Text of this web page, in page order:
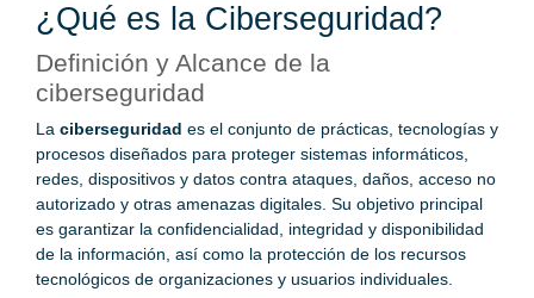
¿Qué es la Ciberseguridad?
Definición y Alcance de la
ciberseguridad
La ciberseguridad es el conjunto de prácticas, tecnologías y
procesos diseñados para proteger sistemas informáticos,
redes, dispositivos y datos contra ataques, daños, acceso no
autorizado y otras amenazas digitales. Su objetivo principal
es garantizar la confidencialidad, integridad y disponibilidad
de la información, así como la protección de los recursos
tecnológicos de organizaciones y usuarios individuales.